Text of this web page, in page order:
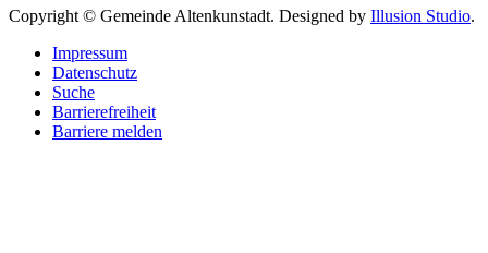
Copyright © Gemeinde Altenkunstadt. Designed by Illusion Studio.
Impressum
Datenschutz
Suche
Barrierefreiheit
Barriere melden